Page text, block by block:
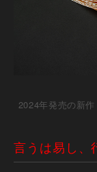
2024年発売の新
言うは易し、